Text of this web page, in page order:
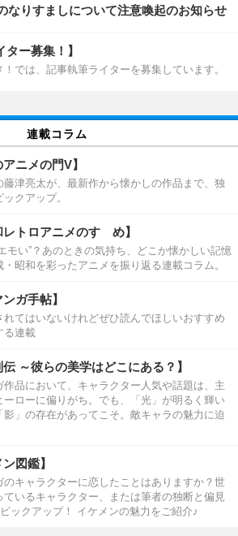
なりすましについて注意喚起のお知らせ
ター募集！】
では、記事執筆ライターを募集しています。
連載コラム
ニメの門V】
藤津亮太が、最新作から懐かしの作品まで、独
クアップ。
レトロアニメのすゝめ】
モい”？あのときの気持ち、どこか懐かしい記憶
昭和を彩ったアニメを振り返る連載コラム。
ガ手帖】
れてはいないけれどぜひ読んでほしいおすすめ
る連載
伝 ～彼らの美学はどこにある？】
作品において、キャラクター人気や話題は、主
ーローに偏りがち。でも、「光」が明るく輝い
影」の存在があってこそ。敵キャラの魅力に迫
図鑑】
のキャラクターに恋したことはありますか？世
ているキャラクター、または筆者の独断と偏見
ピックアップ！ イケメンの魅力をご紹介♪